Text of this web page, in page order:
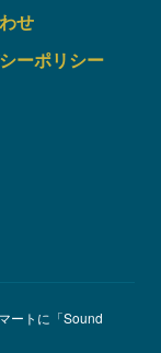
せ
ーポリシー
ートに「Sound